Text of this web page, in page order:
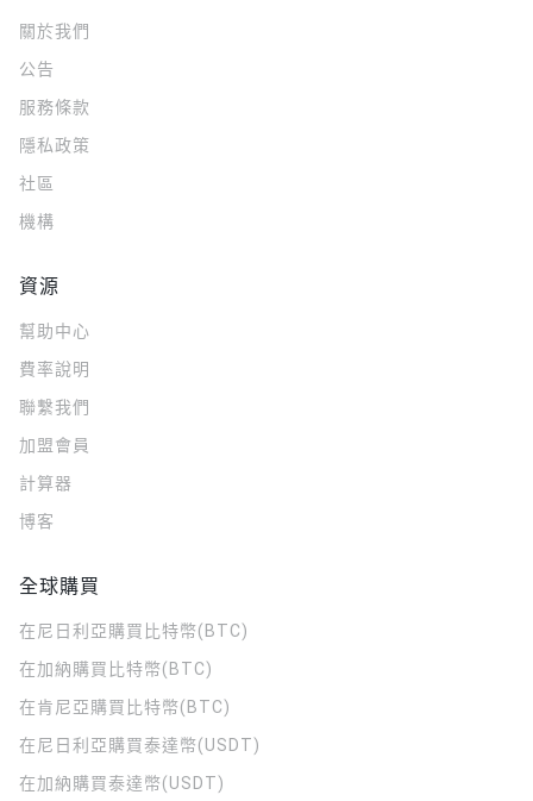
關於我們
公告
服務條款
隱私政策
社區
機構
資源
幫助中心
費率說明
聯繫我們
加盟會員
計算器
博客
全球購買
在尼日利亞購買比特幣(BTC)
在加納購買比特幣(BTC)
在肯尼亞購買比特幣(BTC)
在尼日利亞購買泰達幣(USDT)
在加納購買泰達幣(USDT)